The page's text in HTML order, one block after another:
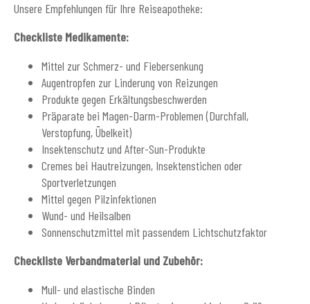
Unsere Empfehlungen für Ihre Reiseapotheke:
Checkliste Medikamente:
Mittel zur Schmerz- und Fiebersenkung
Augentropfen zur Linderung von Reizungen
Produkte gegen Erkältungsbeschwerden
Präparate bei Magen-Darm-Problemen (Durchfall,
Verstopfung, Übelkeit)
Insektenschutz und After-Sun-Produkte
Cremes bei Hautreizungen, Insektenstichen oder
Sportverletzungen
Mittel gegen Pilzinfektionen
Wund- und Heilsalben
Sonnenschutzmittel mit passendem Lichtschutzfaktor
Checkliste Verbandmaterial und Zubehör:
Mull- und elastische Binden